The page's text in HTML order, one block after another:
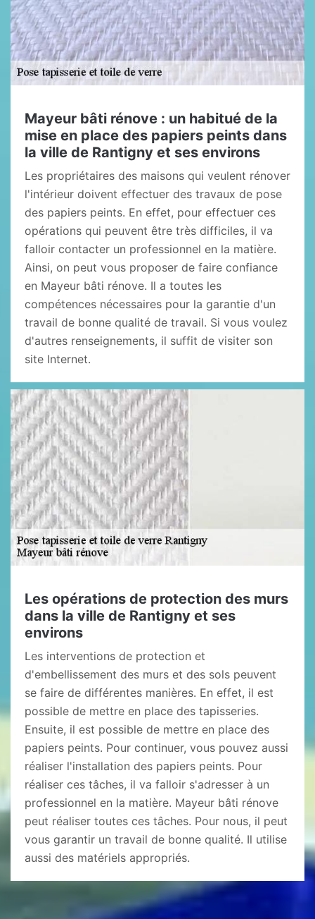
Mayeur bâti rénove : un habitué de la
mise en place des papiers peints dans
la ville de Rantigny et ses environs
Les propriétaires des maisons qui veulent rénover
l'intérieur doivent effectuer des travaux de pose
des papiers peints. En effet, pour effectuer ces
opérations qui peuvent être très difficiles, il va
falloir contacter un professionnel en la matière.
Ainsi, on peut vous proposer de faire confiance
en Mayeur bâti rénove. Il a toutes les
compétences nécessaires pour la garantie d'un
travail de bonne qualité de travail. Si vous voulez
d'autres renseignements, il suffit de visiter son
site Internet.
Les opérations de protection des murs
dans la ville de Rantigny et ses
environs
Les interventions de protection et
d'embellissement des murs et des sols peuvent
se faire de différentes manières. En effet, il est
possible de mettre en place des tapisseries.
Ensuite, il est possible de mettre en place des
papiers peints. Pour continuer, vous pouvez aussi
réaliser l'installation des papiers peints. Pour
réaliser ces tâches, il va falloir s'adresser à un
professionnel en la matière. Mayeur bâti rénove
peut réaliser toutes ces tâches. Pour nous, il peut
vous garantir un travail de bonne qualité. Il utilise
aussi des matériels appropriés.